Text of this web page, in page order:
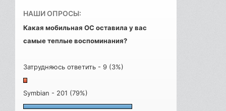
НАШИ ОПРОСЫ:
Какая мобильная ОС оставила у вас
самые теплые воспоминания?
Затрудняюсь ответить - 9 (3%)
Symbian - 201 (79%)